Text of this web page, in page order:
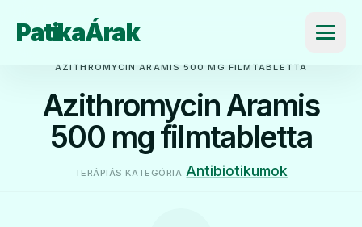
PatikaÁrak
AZITHROMYCIN ARAMIS 500 MG FILMTABLETTA
Azithromycin Aramis
500 mg filmtabletta
TERÁPIÁS KATEGÓRIA Antibiotikumok